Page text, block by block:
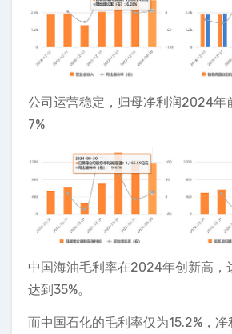
公司运营稳定，归母净利润2024年
7%
中国海油毛利率在2024年创新高，
达到35%。
而中国石化的毛利率仅为15.2%，净